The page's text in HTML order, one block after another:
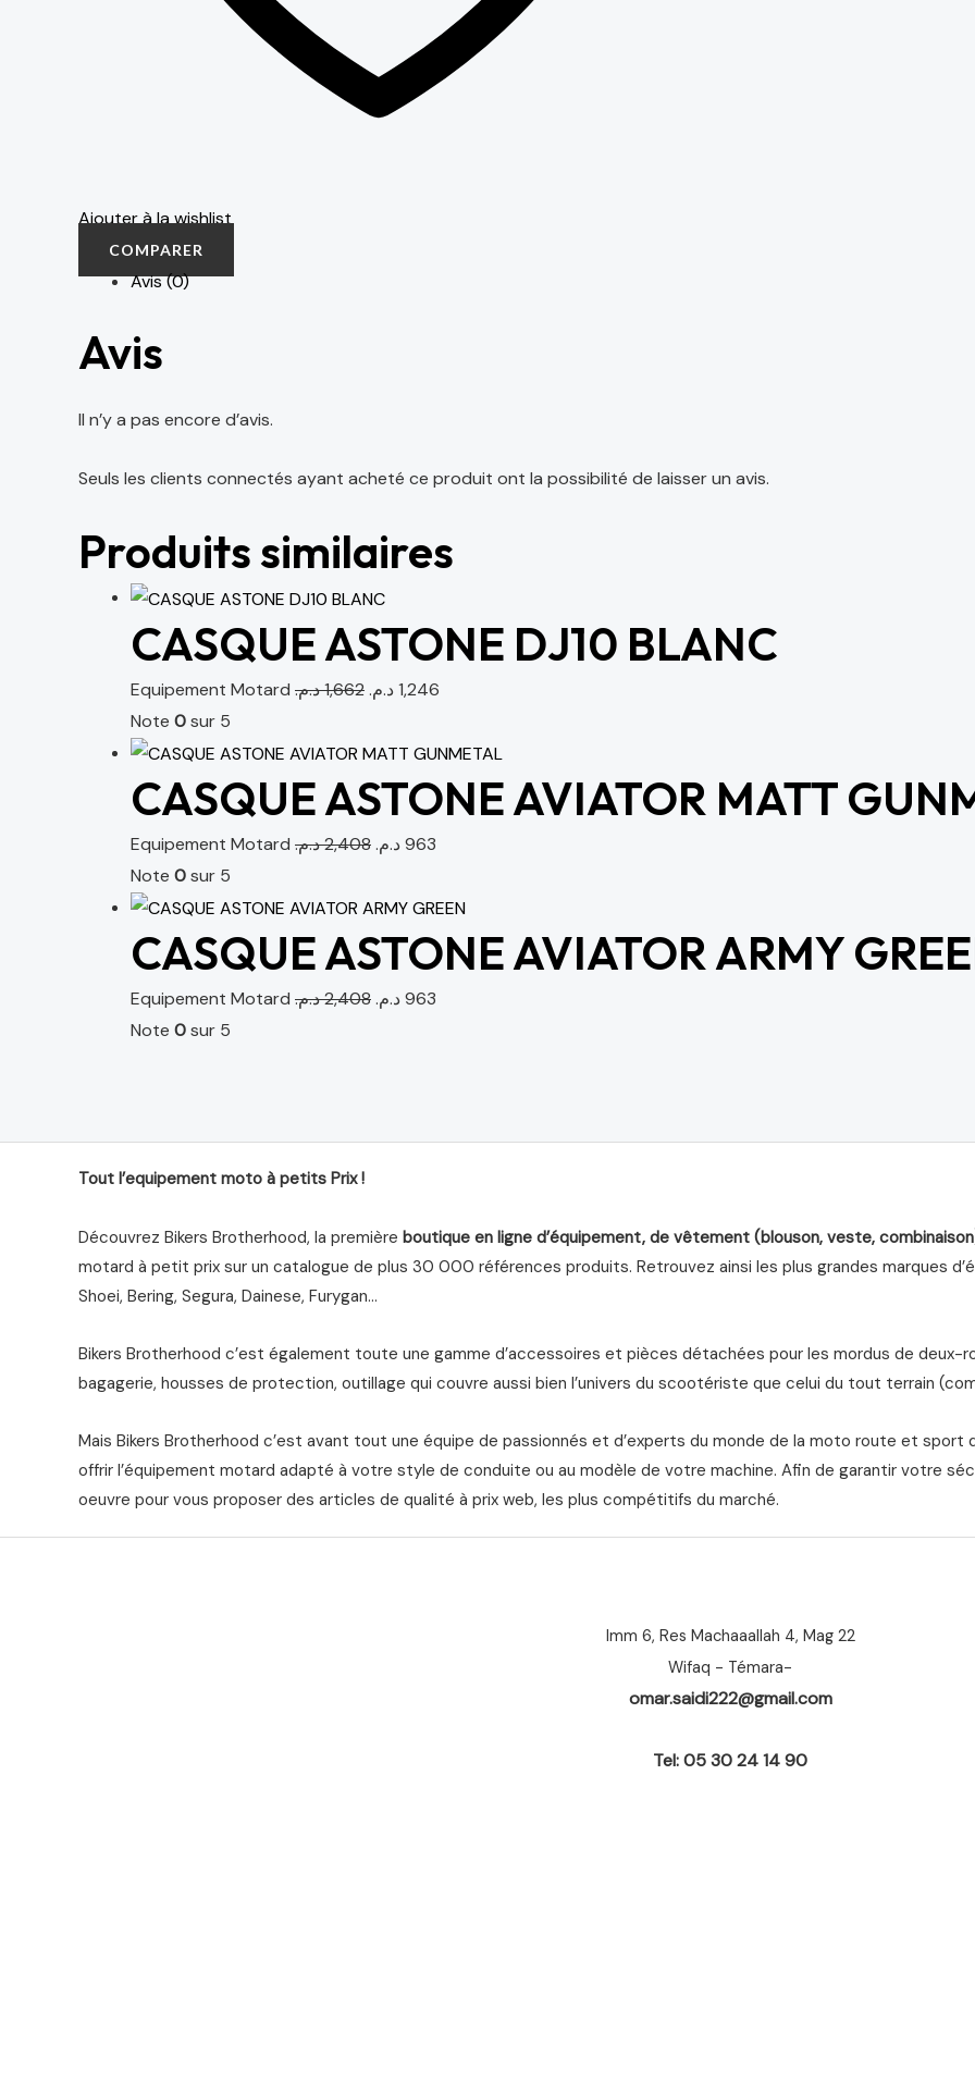
Ajouter à la wishlist
COMPARER
Avis (0)
Avis
Il n’y a pas encore d’avis.
Seuls les clients connectés ayant acheté ce produit ont la possibilité de laisser un avis.
Produits similaires
CASQUE ASTONE DJ10 BLANC
Equipement Motard 1,662د.م. 1,246د.م.
Note 0sur 5
CASQUE ASTONE AVIATOR MATT
Equipement Motard 2,408د.م. 963د.م.
Note 0sur 5
CASQUE ASTONE AVIATOR ARMY
Equipement Motard 2,408د.م. 963د.م.
Note 0sur 5
Tout l’equipement moto à petits Prix !
Découvrez Bikers Brotherhood, la première boutique en ligne d’équipement, de vêtement (blouson, veste,
motard à petit prix sur un catalogue de plus 30 000 références produits. Retrouvez ainsi les plus grandes marques
Shoei, Bering, Segura, Dainese, Furygan…
Bikers Brotherhood c’est également toute une gamme d’accessoires et pièces détachées pour les mordus de
bagagerie, housses de protection, outillage qui couvre aussi bien l’univers du scootériste que celui du tout terrain
Mais Bikers Brotherhood c’est avant tout une équipe de passionnés et d’experts du monde de la moto route et
offrir l’équipement motard adapté à votre style de conduite ou au modèle de votre machine. Afin de garantir votre
oeuvre pour vous proposer des articles de qualité à prix web, les plus compétitifs du marché.
Imm 6, Res Machaaallah 4, Mag 22
Wifaq - Témara-
omar.saidi222@gmail.com
Tel: 05 30 24 14 90